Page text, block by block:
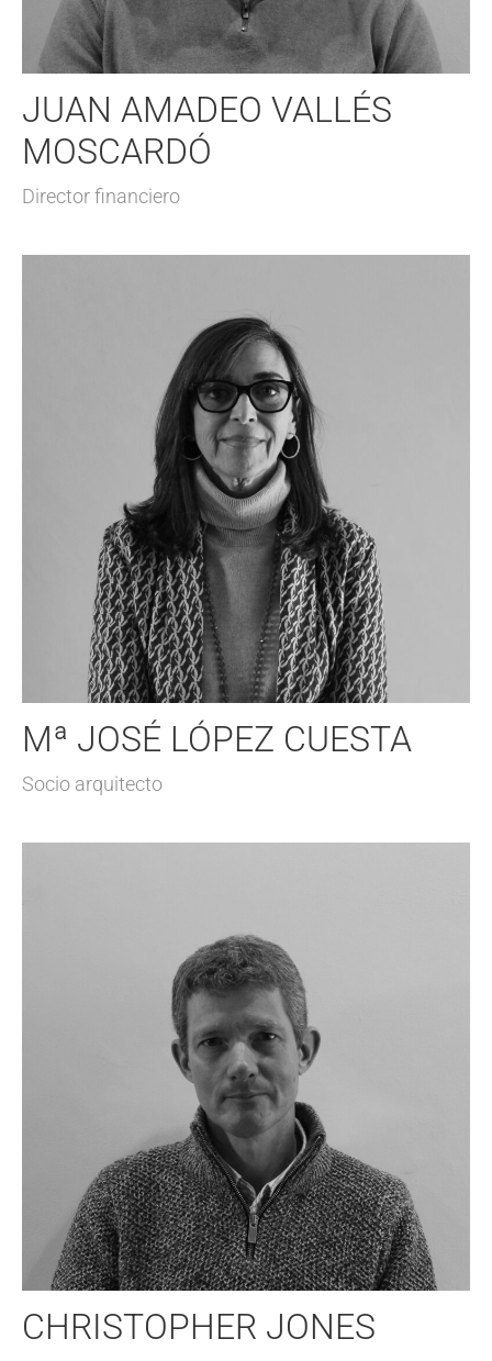
JUAN AMADEO VALLÉS
MOSCARDÓ
Director financiero
Mª JOSÉ LÓPEZ CUESTA
Socio arquitecto
CHRISTOPHER JONES